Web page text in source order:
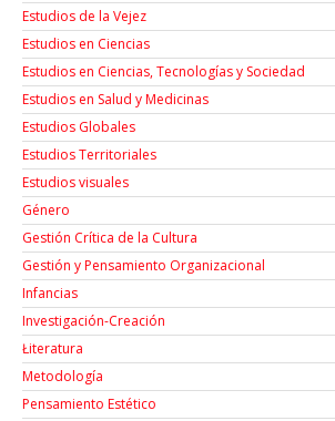
Estudios de la Vejez
Estudios en Ciencias
Estudios en Ciencias, Tecnologías y Sociedad
Estudios en Salud y Medicinas
Estudios Globales
Estudios Territoriales
Estudios visuales
Género
Gestión Crítica de la Cultura
Gestión y Pensamiento Organizacional
Infancias
Investigación-Creación
Łiteratura
Metodología
Pensamiento Estético